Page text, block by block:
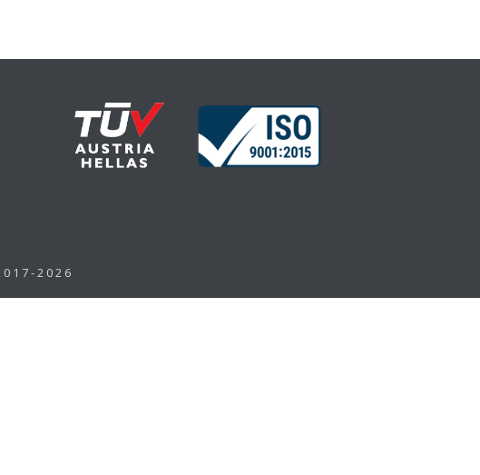
2026